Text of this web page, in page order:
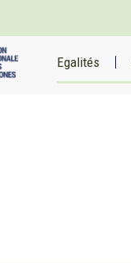
Egalités